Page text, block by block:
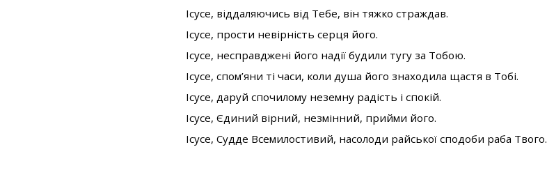
Ісусе, віддаляючись від Тебе, він тяжко страждав.
Ісусе, прости невірність серця його.
Ісусе, несправджені його надії будили тугу за Тобою.
Ісусе, спом’яни ті часи, коли душа його знаходила щастя в Тобі.
Ісусе, даруй спочилому неземну радість і спокій.
Ісусе, Єдиний вірний, незмінний, прийми його.
Ісусе, Судде Всемилостивий, насолоди райської сподоби раба Твого.